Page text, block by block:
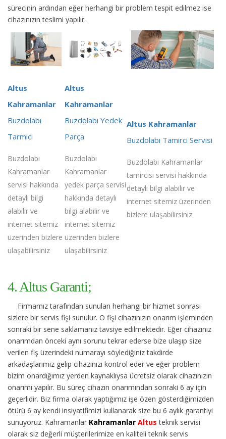
sürecinin ardından eğer herhangi bir problem tespit edilmez ise
cihazınızın teslimi yapılır.
Altus
Kahramanlar
Buzdolabı
Tarmici
Buzdolabı
Kahramanlar
servisi hakkında
detaylı bilgi
alabilir ve
internet sitemiz
üzerinden bizlere
ulaşabilirsiniz
Altus
Kahramanlar
Buzdolabı Yedek
Parça
Buzdolabı
Kahramanlar
yedek parça servisi
hakkında detaylı
bilgi alabilir ve
internet sitemiz
üzerinden bizlere
ulaşabilirsiniz
Altus Kahramanlar
Buzdolabı Tamirci Servisi
Buzdolabı Kahramanlar
tamircisi servisi hakkında
detaylı bilgi alabilir ve
internet sitemiz üzerinden
bizlere ulaşabilirsiniz
4. Altus Garanti;
Firmamız tarafından sunulan herhangi bir hizmet sonrası
sizlere bir servis fişi sunulur. O fişi cihazınızın onarım işleminden
sonraki bir sene saklamanız tavsiye edilmektedir. Eğer cihazınız
onarımdan önceki aynı sorunu tekrar ederse bize ulaşıp size
verilen fiş üzerindeki numarayı söylediğiniz takdirde
arkadaşlarımız gelip cihazınızı kontrol eder ve eğer problem
bizim onardığımız yerden kaynaklıysa ücretsiz olarak cihazınızın
onarımı yapılır. Bu süreç cihazın onarımından sonraki 6 ay için
geçerlidir. Biz firma olarak yaptığımız işe özen gösterdiğimizden
ötürü 6 ay kendi insiyatifimizi kullanarak size bu 6 aylık garantiyi
sunuyoruz. Kahramanlar Kahramanlar Altus teknik servisi
olarak siz değerli müşterilerimize en kaliteli teknik servis